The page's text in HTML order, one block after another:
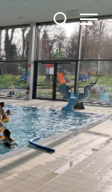
search
Close
Menu